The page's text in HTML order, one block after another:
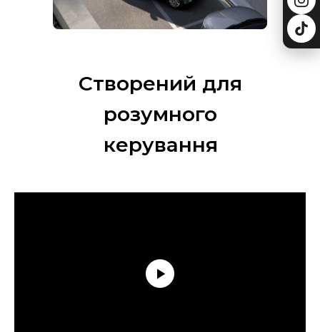
Створений для
розумного
керування